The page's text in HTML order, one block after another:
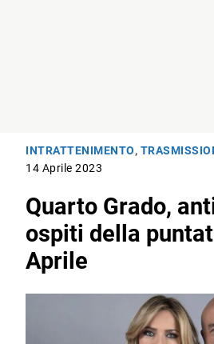
INTRATTENIMENTO,
14 Aprile 2023
Quarto Grado,
ospiti della
Aprile